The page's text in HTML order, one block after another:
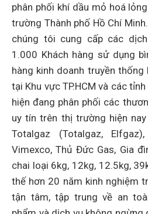
phân phối khí dầu mỏ hoá
trường Thành phố Hồ Chí
chúng tôi cung cấp các
1.000 Khách hàng sử dụng
hàng kinh doanh truyền
tại Khu vực TP.HCM và các
hiện đang phân phối các
uy tín trên thị trường hiện
Totalgaz (Totalgaz,
Vimexco, Thủ Đức Gas, Gia
chai loại 6kg, 12kg, 12.5kg,
thế hơn 20 năm kinh nghiệm
tận tâm, tập trung về an